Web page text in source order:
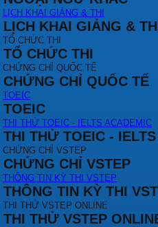
LỊCH KHAI GIẢNG & THI
LỊCH KHAI GIẢNG &
TỔ CHỨC THI
TỔ CHỨC THI
CHỨNG CHỈ QUỐC TẾ
CHỨNG CHỈ QUỐC TẾ
TOEIC
TOEIC
THI THỬ TOEIC - IELTS ACADEMIC
THI THỬ TOEIC -
CHỨNG CHỈ VSTEP
CHỨNG CHỈ VSTEP
THÔNG TIN KỲ THI VSTEP
THÔNG TIN KỲ THI
THI THỬ VSTEP ONLINE
THI THỬ VSTEP